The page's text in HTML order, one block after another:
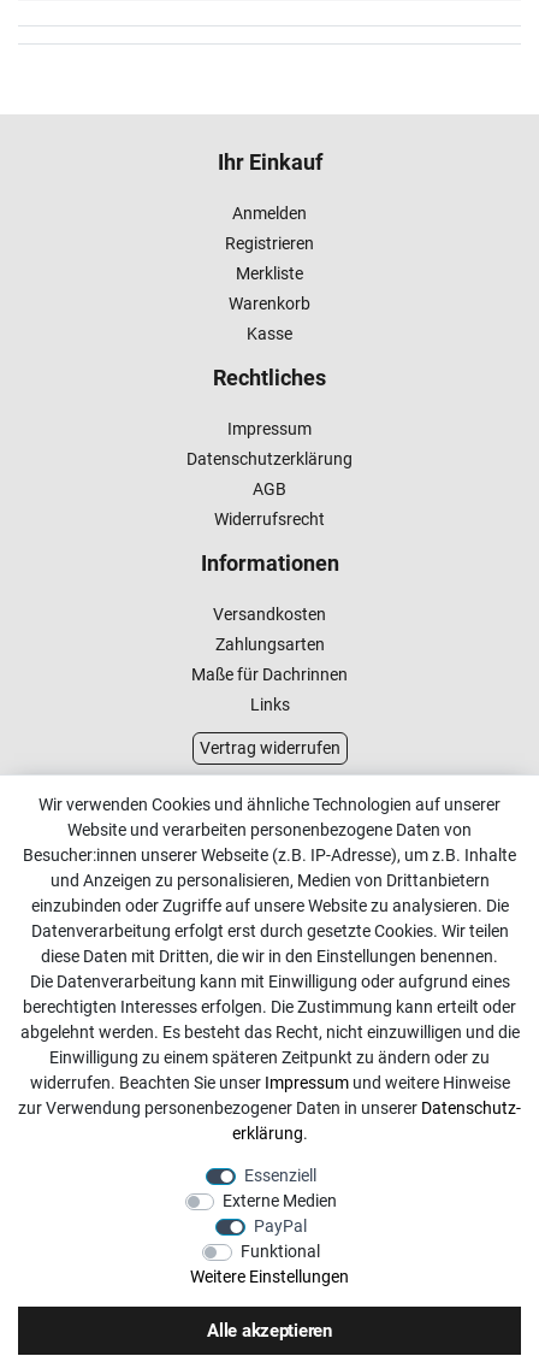
Ihr Einkauf
Anmelden
Registrieren
Merkliste
Warenkorb
Kasse
Rechtliches
Impressum
Datenschutzerklärung
AGB
Widerrufsrecht
Informationen
Versandkosten
Zahlungsarten
Maße für Dachrinnen
Links
Vertrag widerrufen
Kundenservice
Kontakt
Online Retourenservice
Kontakt
info@dachdecker-shop.de
+49 3501 507295
Montag - Freitag, 08:00 - 16:00
Anrufe aus dem dt. Festnetz zum Ortstarif, Preise aus dem
Mobilfunknetz ggf. abweichend (abhängig vom Provider).
Wir verwenden Cookies und ähnliche Technologien auf unserer
Website und verarbeiten personenbezogene Daten von
Besucher:innen unserer Webseite (z.B. IP-Adresse), um z.B. Inhalte
und Anzeigen zu personalisieren, Medien von Drittanbietern
einzubinden oder Zugriffe auf unsere Website zu analysieren. Die
Datenverarbeitung erfolgt erst durch gesetzte Cookies. Wir teilen
diese Daten mit Dritten, die wir in den Einstellungen benennen.
Die Datenverarbeitung kann mit Einwilligung oder aufgrund eines
berechtigten Interesses erfolgen. Die Zustimmung kann erteilt oder
abgelehnt werden. Es besteht das Recht, nicht einzuwilligen und die
Einwilligung zu einem späteren Zeitpunkt zu ändern oder zu
widerrufen. Beachten Sie unser Impressumund weitere Hinweise
zur Verwendung personenbezogener Daten in unserer Daten­schutz­
erklärung.
Essenziell
Externe Medien
PayPal
Funktional
Weitere Einstellungen
Alle akzeptieren